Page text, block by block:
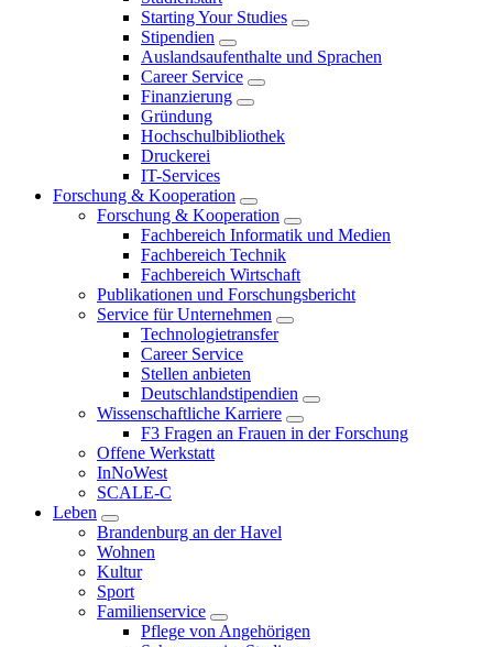
Starting Your Studies
Stipendien
Auslandsaufenthalte und Sprachen
Career Service
Finanzierung
Gründung
Hochschulbibliothek
Druckerei
IT-Services
Forschung & Kooperation
Forschung & Kooperation
Fachbereich Informatik und Medien
Fachbereich Technik
Fachbereich Wirtschaft
Publikationen und Forschungsbericht
Service für Unternehmen
Technologietransfer
Career Service
Stellen anbieten
Deutschlandstipendien
Wissenschaftliche Karriere
F3 Fragen an Frauen in der Forschung
Offene Werkstatt
InNoWest
SCALE-C
Leben
Brandenburg an der Havel
Wohnen
Kultur
Sport
Familienservice
Pflege von Angehörigen